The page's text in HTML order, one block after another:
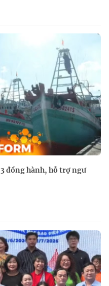
đồng hành, hỗ trợ ngư